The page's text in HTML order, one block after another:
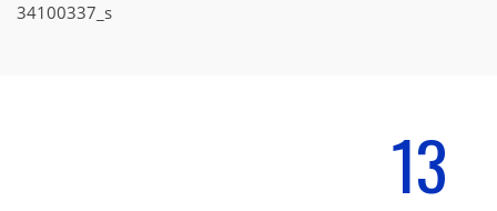
34100337_s
13